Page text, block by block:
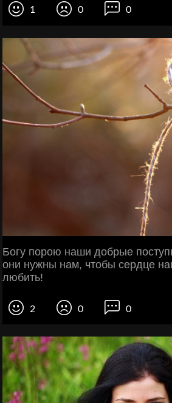
1 0 0
Богу порою наши добрые
они нужны нам, чтобы сердце
любить!
2 0 0